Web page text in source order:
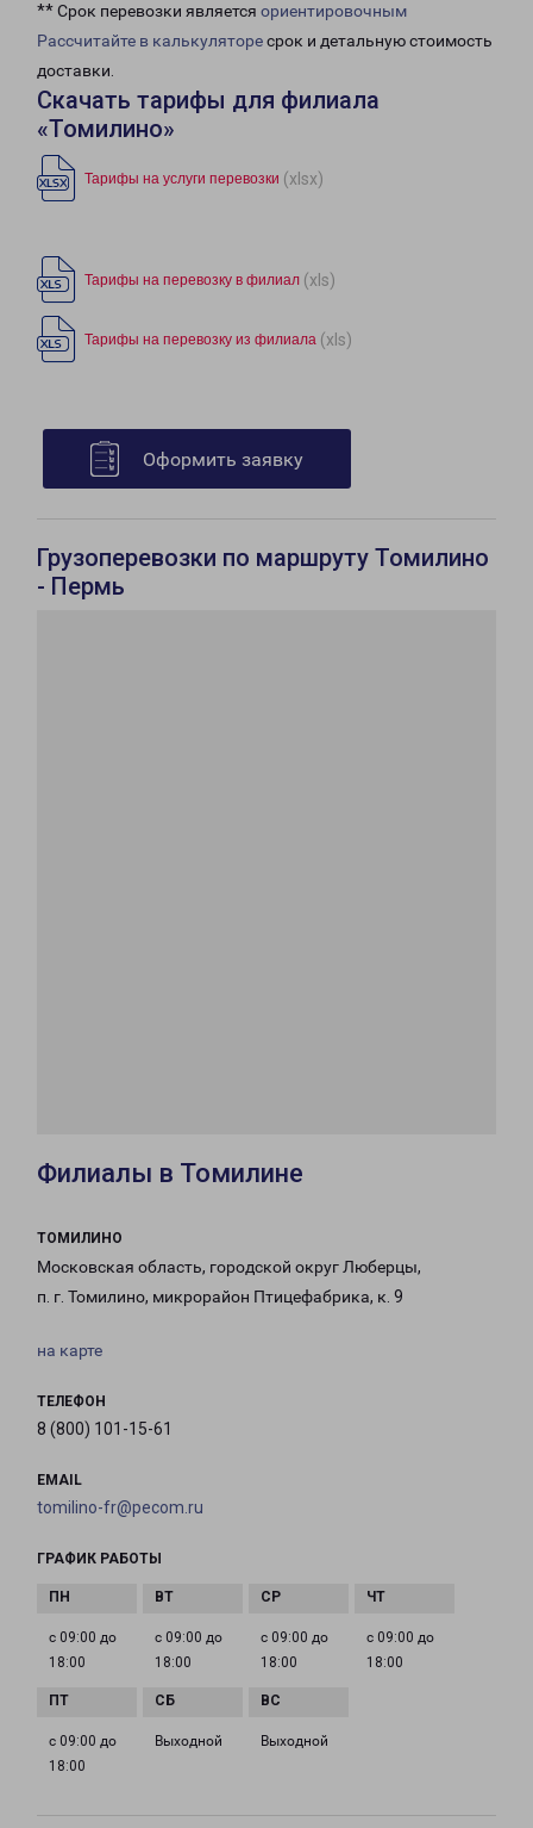
** Срок перевозки является ориентировочным
Рассчитайте в калькуляторесрок и детальную стоимость
доставки.
Скачать тарифы для филиала
«Томилино»
Тарифы на услуги перевозки (xlsx)
Тарифы на перевозку в филиал (xls)
Тарифы на перевозку из филиала (xls)
Оформить заявку
Грузоперевозки по маршруту Томилино
- Пермь
Филиалы в Томилине
ТОМИЛИНО
Московская область, городской округ Люберцы,
п. г. Томилино, микрорайон Птицефабрика, к. 9
на карте
ТЕЛЕФОН
8 (800) 101-15-61
EMAIL
tomilino-fr@pecom.ru
ГРАФИК РАБОТЫ
с 09:00 до
18:00
с 09:00 до
18:00
с 09:00 до
18:00
с 09:00 до
18:00
с 09:00 до
18:00
Выходной Выходной